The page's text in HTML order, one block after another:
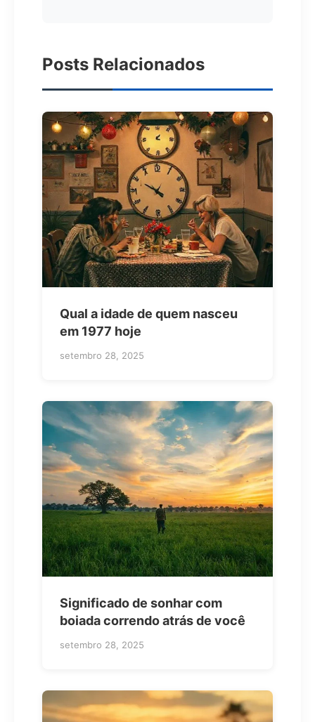
Posts Relacionados
Qual a idade de quem nasceu
em 1977 hoje
setembro 28, 2025
Significado de sonhar com
boiada correndo atrás de você
setembro 28, 2025